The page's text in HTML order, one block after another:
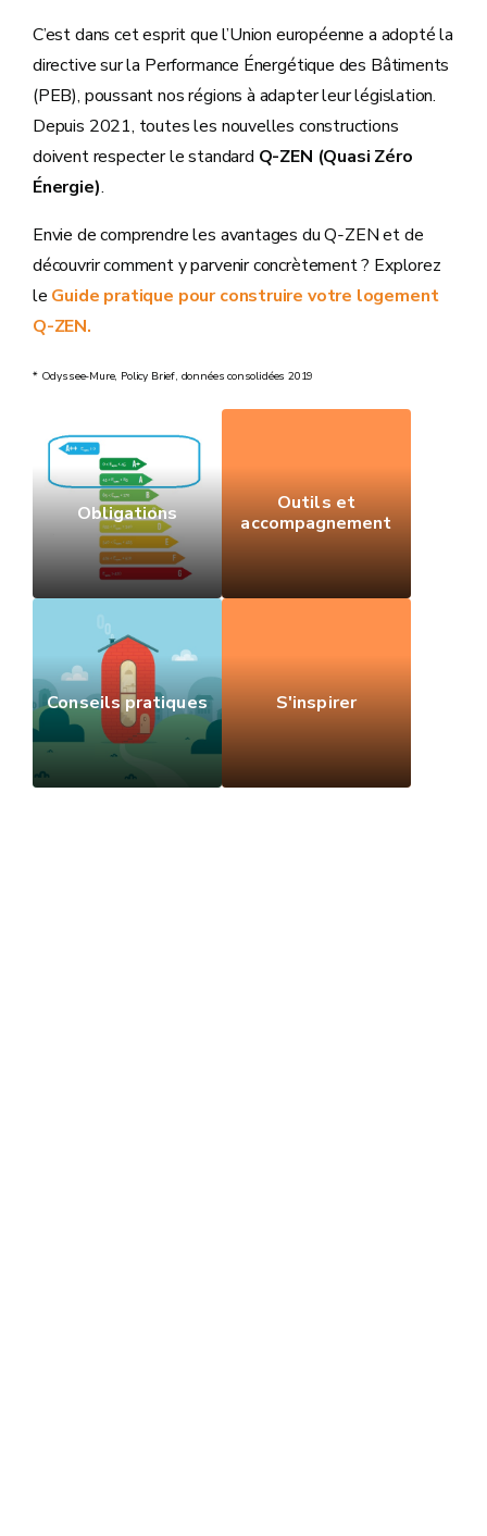
C’est dans cet esprit que l’Union européenne a adopté la
directive sur la Performance Énergétique des Bâtiments
(PEB), poussant nos régions à adapter leur législation.
Depuis 2021, toutes les nouvelles constructions
doivent respecter le standard Q-ZEN (Quasi Zéro
Énergie).
Envie de comprendre les avantages du Q‑ZEN et de
découvrir comment y parvenir concrètement ? Explorez
le Guide pratique pour construire votre logement
Q-ZEN.
* Odyssee‑Mure, Policy Brief, données consolidées 2019
Obligations
Outils et
accompagnement
Conseils pratiques S'inspirer